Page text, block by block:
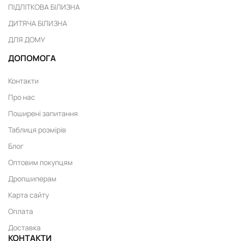
ПІДЛІТКОВА БІЛИЗНА
ДИТЯЧА БІЛИЗНА
ДЛЯ ДОМУ
ДОПОМОГА
Контакти
Про нас
Поширені запитання
Таблиця розмірів
Блог
Оптовим покупцям
Дропшиперам
Карта сайту
Оплата
Доставка
КОНТАКТИ